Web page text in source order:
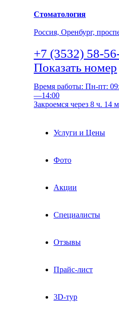
Стоматология
Россия, Оренбург,
+7 (3532) 58-
Показать номер
Время работы: Пн-пт:
—14:00
Закроемся через 8 ч. 14
Услуги и Цены
Фото
Акции
Специалисты
Отзывы
Прайс-лист
3D-тур